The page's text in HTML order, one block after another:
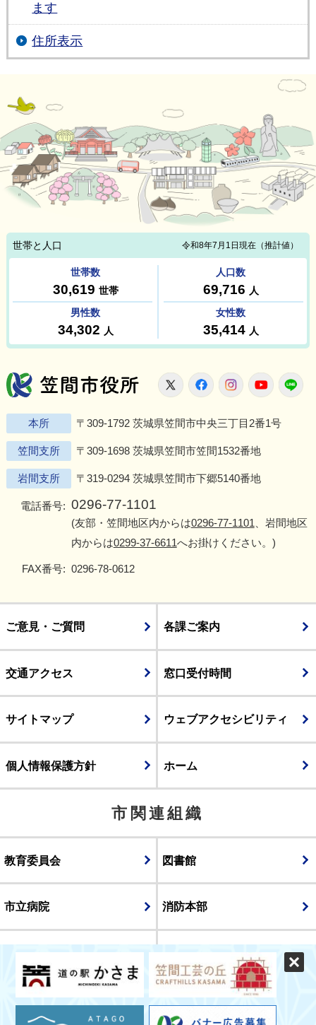
ます
住所表示
笠間市役所
X FacebookInstagram
本所 〒309-1792 茨城県笠間市中央三丁目2番1号
笠間支所 〒309-1698 茨城県笠間市笠間1532番地
岩間支所 〒319-0294 茨城県笠間市下郷5140番地
電話番号: 0296-77-1101
(友部・笠間地区内からは0296-77-1101 、岩間地区
内からは0299-37-6611へお掛けください。)
FAX番号: 0296-78-0612
ご意見・ご質問 各課ご案内
交通アクセス 窓口受付時間
サイトマップ ウェブアクセシビリティ
個人情報保護方針 ホーム
市関連組織
教育委員会 図書館
市立病院 消防本部
議会
表示 スマートフォン版 パソコン版